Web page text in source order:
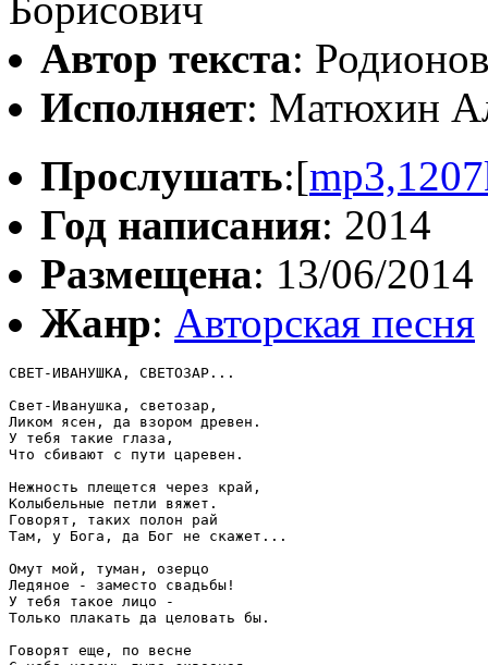
Автор текста:
Исполняет: Матюхин
Прослушать:[
Год написания: 2014
Размещена: 13/06/2014
Жанр: Авторская песня
СВЕТ-ИВАНУШКА, СВЕТОЗАР...
Свет-Иванушка, светозар,
Ликом ясен, да взором древен.
У тебя такие глаза,
Что сбивают с пути царевен.
Нежность плещется через край,
Колыбельные петли вяжет.
Говорят, таких полон рай
Там, у Бога, да Бог не скажет...
Омут мой, туман, озерцо
Ледяное - заместо свадьбы!
У тебя такое лицо -
Только плакать да целовать бы.
Говорят еще, по весне